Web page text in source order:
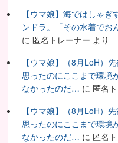
【ウマ娘】海ではしゃ
ンドラ。「その水着でお
に 匿名トレーナー より
【ウマ娘】（8月LoH）
思ったのにここまで環境
なかったのだ… に 匿名
【ウマ娘】（8月LoH）
思ったのにここまで環境
なかったのだ… に 匿名